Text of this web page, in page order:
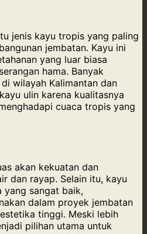
jenis kayu tropis yang paling
jembatan. Kayu ini
yang luar biasa
hama. Banyak
wilayah Kalimantan dan
ulin karena kualitasnya
cuaca tropis yang
akan kekuatan dan
dan rayap. Selain itu, kayu
yang sangat baik,
dalam proyek jembatan
tinggi. Meski lebih
pilihan utama untuk